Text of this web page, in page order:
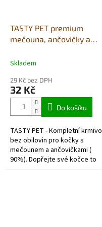
TASTY PET premium
mečouna, ančovičky a
Skladem
29 Kč bez DPH
32 Kč
Do košíku
TASTY PET - Kompletní krmivo
bez obilovin pro kočky s
mečounem a ančovičkami (
90%). Dopřejte své kočce to
nejlepší s naší lahodnou a